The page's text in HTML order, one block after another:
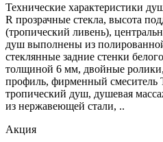
Технические характеристики
R прозрачные стекла, высота
(тропический ливень),
душ выполнены из
стеклянные задние стенки
толщиной 6 мм, двойные
профиль, фирменный смеситель
тропический душ, душевая
из нержавеющей стали, ..
Акция